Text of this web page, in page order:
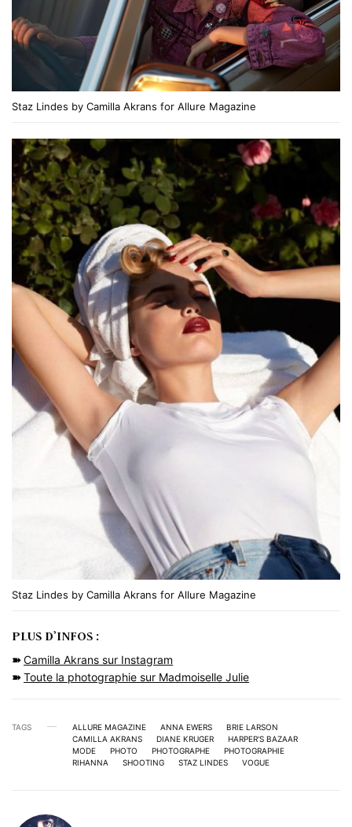
Staz Lindes by Camilla Akrans for Allure Magazine
Staz Lindes by Camilla Akrans for Allure Magazine
PLUS D’INFOS :
➽Camilla Akrans sur Instagram
➽Toute la photographie sur Madmoiselle Julie
TAGS ALLURE MAGAZINE ANNA EWERS
BRIE LARSON
CAMILLA AKRANS
DIANE KRUGER
HARPER'S BAZAAR
MODE
PHOTO PHOTOGRAPHE
PHOTOGRAPHIE
RIHANNA
SHOOTING STAZ LINDES VOGUE